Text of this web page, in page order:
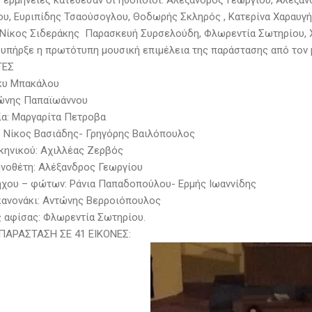
Ευριπίδης Τσαούσογλου, Θοδωρής Σκληρός , Κατερίνα
Σιδεράκης Παρασκευή Συρσελούδη, Φλωρεντία Σωτηρίου,
υπήρξε η πρωτότυπη μουσική επιμέλεια της παράστασης από
Μπακάλου
Παπαϊωάννου
Μαργαρίτα Πετροβα
Βασιάδης- Γρηγόρης Βαιλόπουλος
Αχιλλέας Ζερβός
Αλέξανδρος Γεωργίου
– φώτων: Ράνια Παπαδοπούλου- Ερμής Ιωαννίδης
Αντώνης Βερροιόπουλος
αφίσας: Φλωρεντία Σωτηρίου.
ΣΕ 41 ΕΙΚΟΝΕΣ: